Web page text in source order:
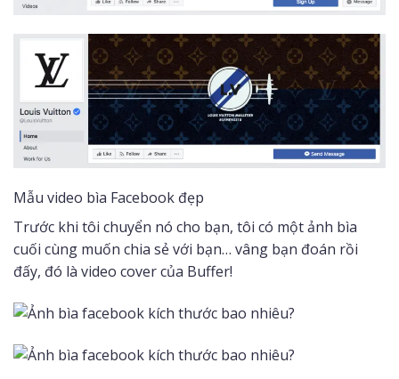
Mẫu video bìa Facebook đẹp
Trước khi tôi chuyển nó cho bạn, tôi có một ảnh bìa
cuối cùng muốn chia sẻ với bạn… vâng bạn đoán rồi
đấy, đó là video cover của Buffer!